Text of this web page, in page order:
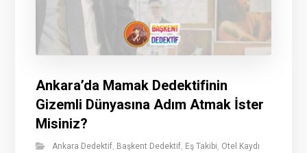
Ankara’da Mamak Dedektifinin
Gizemli Dünyasına Adım Atmak İster
Misiniz?
Ankara Dedektif, Başkent Dedektif, Eş Takibi, Otel Kaydı